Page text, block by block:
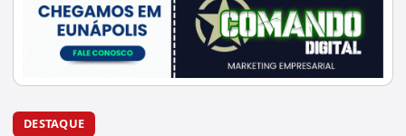
DESTAQUE